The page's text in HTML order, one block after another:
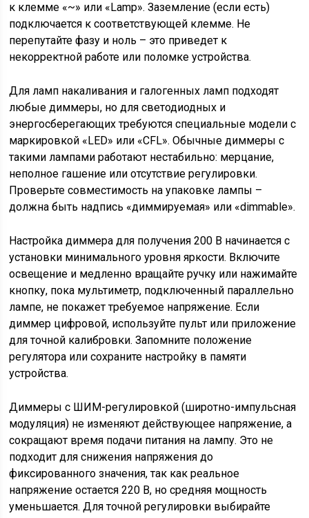
к клемме «~» или «Lamp». Заземление (если есть)
подключается к соответствующей клемме. Не
перепутайте фазу и ноль – это приведет к
некорректной работе или поломке устройства.
Для ламп накаливания и галогенных ламп подходят
любые диммеры, но для светодиодных и
энергосберегающих требуются специальные модели с
маркировкой «LED» или «CFL». Обычные диммеры с
такими лампами работают нестабильно: мерцание,
неполное гашение или отсутствие регулировки.
Проверьте совместимость на упаковке лампы –
должна быть надпись «диммируемая» или «dimmable».
Настройка диммера для получения 200 В начинается с
установки минимального уровня яркости. Включите
освещение и медленно вращайте ручку или нажимайте
кнопку, пока мультиметр, подключенный параллельно
лампе, не покажет требуемое напряжение. Если
диммер цифровой, используйте пульт или приложение
для точной калибровки. Запомните положение
регулятора или сохраните настройку в памяти
устройства.
Диммеры с ШИМ-регулировкой (широтно-импульсная
модуляция) не изменяют действующее напряжение, а
сокращают время подачи питания на лампу. Это не
подходит для снижения напряжения до
фиксированного значения, так как реальное
напряжение остается 220 В, но средняя мощность
уменьшается. Для точной регулировки выбирайте